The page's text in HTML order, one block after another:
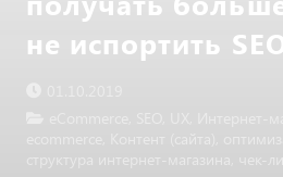
не испортить